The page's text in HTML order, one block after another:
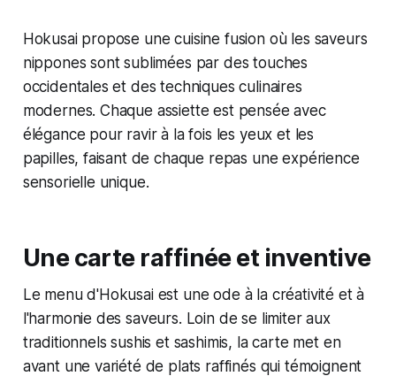
Hokusai propose une cuisine fusion où les saveurs
nippones sont sublimées par des touches
occidentales et des techniques culinaires
modernes. Chaque assiette est pensée avec
élégance pour ravir à la fois les yeux et les
papilles, faisant de chaque repas une expérience
sensorielle unique.
Une carte raffinée et inventive
Le menu d'Hokusai est une ode à la créativité et à
l'harmonie des saveurs. Loin de se limiter aux
traditionnels sushis et sashimis, la carte met en
avant une variété de plats raffinés qui témoignent